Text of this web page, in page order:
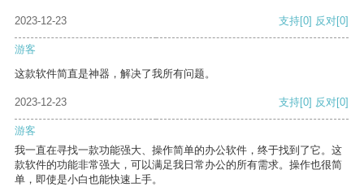
2023-12-23 支持[0] 反对[0]
游客
这款软件简直是神器，解决了我所有问题。
2023-12-23 支持[0] 反对[0]
游客
我一直在寻找一款功能强大、操作简单的办公软件，终于找到了它。这
款软件的功能非常强大，可以满足我日常办公的所有需求。操作也很简
单，即使是小白也能快速上手。